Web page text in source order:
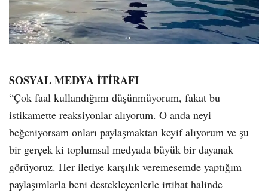
SOSYAL MEDYA İTİRAFI
“Çok faal kullandığımı düşünmüyorum, fakat bu
istikamette reaksiyonlar alıyorum. O anda neyi
beğeniyorsam onları paylaşmaktan keyif alıyorum ve şu
bir gerçek ki toplumsal medyada büyük bir dayanak
görüyoruz. Her iletiye karşılık veremesemde yaptığım
paylaşımlarla beni destekleyenlerle irtibat halinde